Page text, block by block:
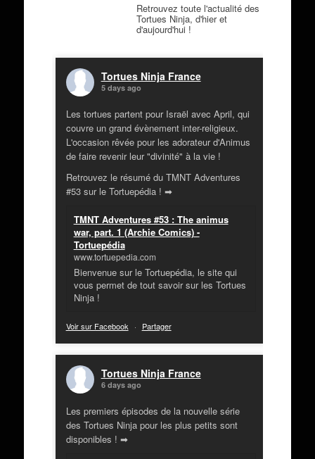
Retrouvez toute l'actualité des
Tortues Ninja, d'hier et
d'aujourd'hui !
Tortues Ninja France
5 days ago
Les tortues partent pour Israël avec April, qui
couvre un grand évènement inter-religieux.
L'occasion rêvée pour les adorateur d'Animus
de faire revenir leur "divinité" à la vie !
Retrouvez le résumé du TMNT Adventures
#53 sur le Tortuepédia ! ➡
TMNT Adventures #53 : The animus
war, part. 1 (Archie Comics) -
Tortuepédia
www.tortuepedia.com
Bienvenue sur le Tortuepédia, le site qui
vous permet de tout savoir sur les Tortues
Ninja !
Voir sur Facebook · Partager
Tortues Ninja France
6 days ago
Les premiers épisodes de la nouvelle série
des Tortues Ninja pour les plus petits sont
disponibles ! ➡